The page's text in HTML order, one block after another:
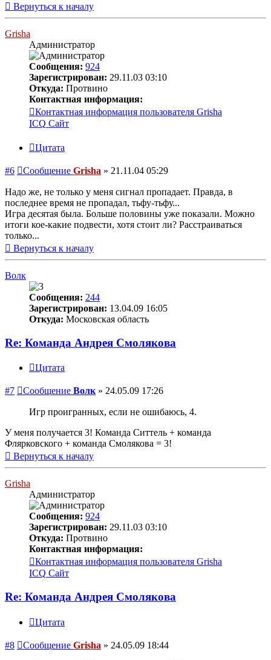
Вернуться к началу
Grisha
Администратор
Сообщения: 924
Зарегистрирован: 29.11.03 03:10
Откуда: Протвино
Контактная информация:
Контактная информация пользователя Grisha
ICQ Сайт
Цитата
#6 Сообщение Grisha » 21.11.04 05:29
Надо же, не только у меня сигнал пропадает. Правда, в
последнее время не пропадал, тьфу-тьфу...
Игра десятая была. Больше половины уже показали. Можно
итоги кое-какие подвести, хотя стоит ли? Расстраиваться
только...
Вернуться к началу
Волк
Сообщения: 244
Зарегистрирован: 13.04.09 16:05
Откуда: Московская область
Re: Команда Андрея Смолякова
Цитата
#7 Сообщение Волк » 24.05.09 17:26
Игр проигранных, если не ошибаюсь, 4.
У меня получается 3! Команда Ситтель + команда
Флярковского + команда Смолякова = 3!
Вернуться к началу
Grisha
Администратор
Сообщения: 924
Зарегистрирован: 29.11.03 03:10
Откуда: Протвино
Контактная информация:
Контактная информация пользователя Grisha
ICQ Сайт
Re: Команда Андрея Смолякова
Цитата
#8 Сообщение Grisha » 24.05.09 18:44